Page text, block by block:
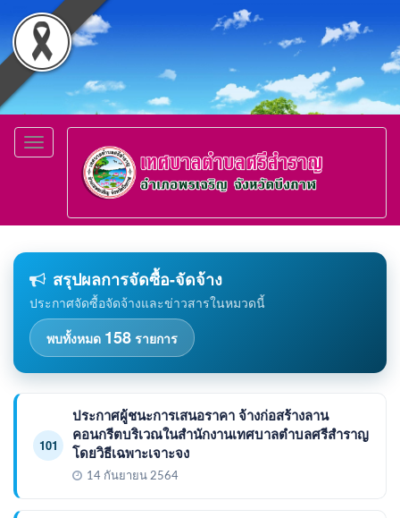
Toggle
navigation
สรุปผลการจัดซื้อ-จัดจ้าง
ประกาศจัดซื้อจัดจ้างและข่าวสารในหมวดนี้
พบทั้งหมด 158 รายการ
101
ประกาศผู้ชนะการเสนอราคา จ้างก่อสร้างลาน
คอนกรีตบริเวณในสำนักงานเทศบาลตำบลศรีสำราญ
โดยวิธีเฉพาะเจาะจง
14 กันยายน 2564